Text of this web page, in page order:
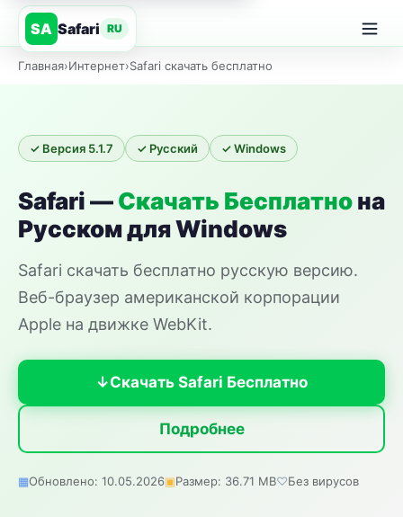
SA Safari RU
Главная›Интернет›Safari скачать бесплатно
✓ Версия 5.1.7 ✓ Русский ✓ Windows
Safari —Скачать Бесплатнона
Русском для Windows
Safari скачать бесплатно русскую версию.
Веб-браузер американской корпорации
Apple на движке WebKit.
Скачать Safari Бесплатно
Подробнее
Обновлено: 10.05.2026 Размер: 36.71 MB Без вирусов